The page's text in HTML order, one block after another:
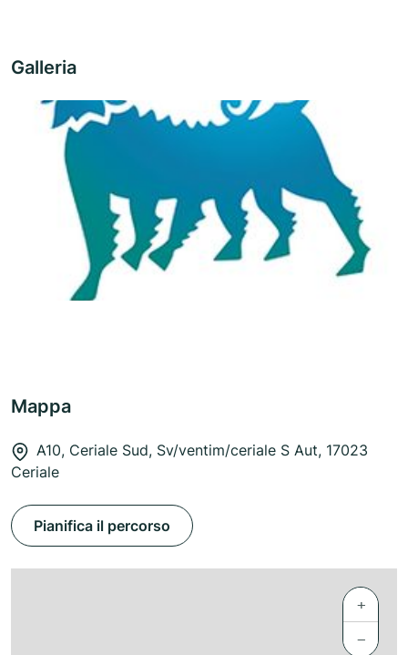
Galleria
Mappa
A10, Ceriale Sud, Sv/ventim/ceriale S Aut, 17023
Ceriale
Pianifica il percorso
+
−